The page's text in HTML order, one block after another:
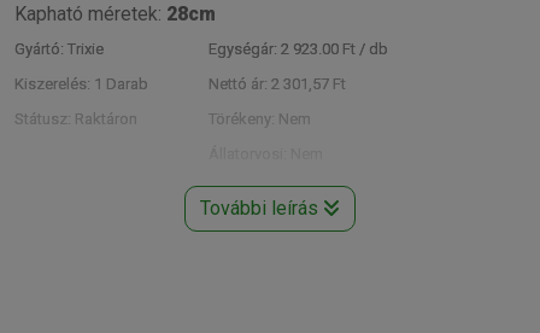
Kapható méretek: 28cm
Gyártó: Trixie
Kiszerelés: 1 Darab
Státusz: Raktáron
Egységár: 2 923.00 Ft / db
Nettó ár: 2 301,57 Ft
Törékeny: Nem
További leírás